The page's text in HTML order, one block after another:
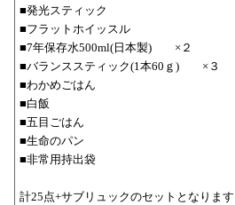
■発光スティック
■フラットホイッスル
■7年保存水500ml(日本製) ×２
■バランススティック(1本60ｇ) ×３
■わかめごはん
■白飯
■五目ごはん
■生命のパン
■非常用持出袋
計25点+サブリュックのセットとなります